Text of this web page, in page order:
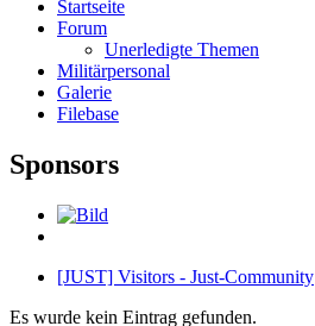
Startseite
Forum
Unerledigte Themen
Militärpersonal
Galerie
Filebase
Sponsors
[JUST] Visitors - Just-Community
Es wurde kein Eintrag gefunden.